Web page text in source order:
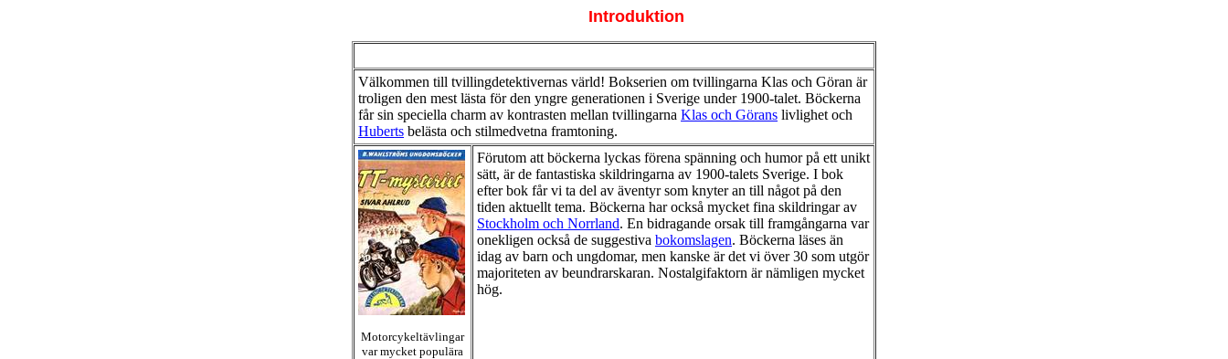
Introduktion
Välkommen till tvillingdetektivernas värld! Bokserien om tvillingarna Klas och Göran är
troligen den mest lästa för den yngre generationen i Sverige under 1900-talet. Böckerna
får sin speciella charm av kontrasten mellan tvillingarna Klas och Görans livlighet och
Huberts belästa och stilmedvetna framtoning.
Motorcykeltävlingar
var mycket populära
Förutom att böckerna lyckas förena spänning och humor på ett unikt
sätt, är de fantastiska skildringarna av 1900-talets Sverige. I bok
efter bok får vi ta del av äventyr som knyter an till något på den
tiden aktuellt tema. Böckerna har också mycket fina skildringar av
Stockholm och Norrland. En bidragande orsak till framgångarna var
onekligen också de suggestiva bokomslagen. Böckerna läses än
idag av barn och ungdomar, men kanske är det vi över 30 som utgör
majoriteten av beundrarskaran. Nostalgifaktorn är nämligen mycket
hög.